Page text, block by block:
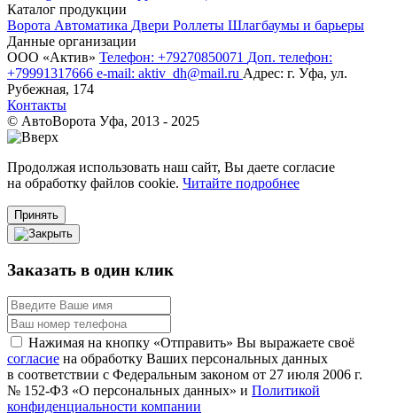
Каталог продукции
Ворота Автоматика Двери Роллеты Шлагбаумы и барьеры
Данные организации
ООО «‎Актив»‎ Телефон: +79270850071 Доп. телефон:
+79991317666 e-mail: aktiv_dh@mail.ru Адрес: г. Уфа, ул.
Рубежная, 174
Контакты
© АвтоВорота Уфа, 2013 - 2025
Продолжая использовать наш сайт, Вы даете согласие
на обработку файлов cookie. Читайте подробнее
Принять
Заказать в один клик
Нажимая на кнопку «Отправить» Вы выражаете своё
согласие на обработку Ваших персональных данных
в соответствии с Федеральным законом от 27 июля 2006 г.
№ 152-ФЗ «О персональных данных» и Политикой
конфиденциальности компании